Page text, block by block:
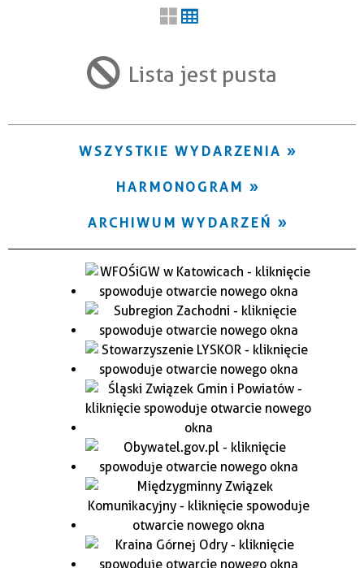
Trwające w zakresie Lista jest pusta
WSZYSTKIE WYDARZENIA
HARMONOGRAM
ARCHIWUM WYDARZEŃ